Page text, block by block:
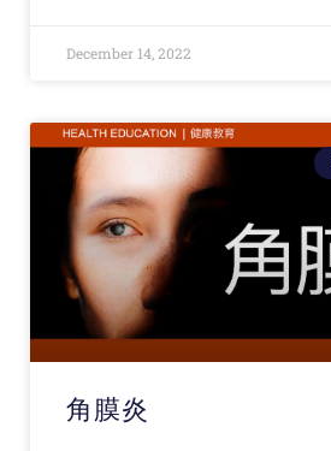
December 14, 2022
角膜炎